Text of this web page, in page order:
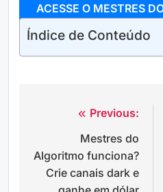
ACESSE O MESTRES
Índice de Conteúdo
Navegação
Post
Previous:
Mestres do
Algoritmo funciona?
Crie canais dark e